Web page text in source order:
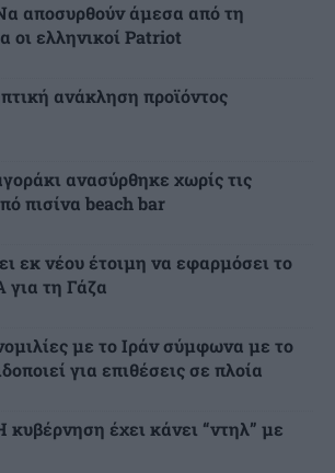
αποσυρθούν άμεσα από τη
οι ελληνικοί Patriot
ανάκληση προϊόντος
ανασύρθηκε χωρίς τις
πισίνα beach bar
εκ νέου έτοιμη να εφαρμόσει το
τη Γάζα
με το Ιράν σύμφωνα με το
για επιθέσεις σε πλοία
έχει κάνει “ντηλ” με